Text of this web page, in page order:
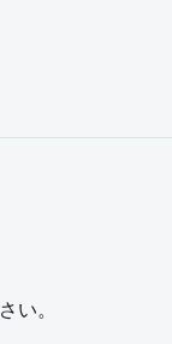
い。